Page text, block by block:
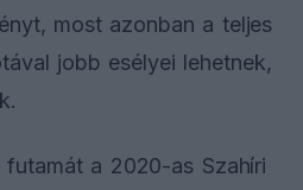
most azonban a teljes
jobb esélyei lehetnek,
a 2020-as Szahíri